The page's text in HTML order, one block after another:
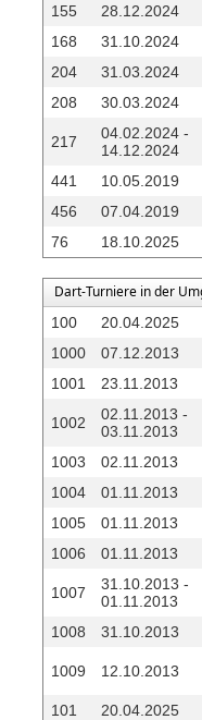
155
28.12.2024
168
31.10.2024
204
31.03.2024
208
30.03.2024
217
04.02.2024 -
14.12.2024
441 10.05.2019
456
07.04.2019
76
18.10.2025
Dart-Turniere in der
100 20.04.2025
1000
07.12.2013
1001
23.11.2013
1002
02.11.2013 -
03.11.2013
1003 02.11.2013
1004
01.11.2013
1005
01.11.2013
1006
01.11.2013
1007
31.10.2013 -
01.11.2013
1008 31.10.2013
1009 12.10.2013
101
20.04.2025